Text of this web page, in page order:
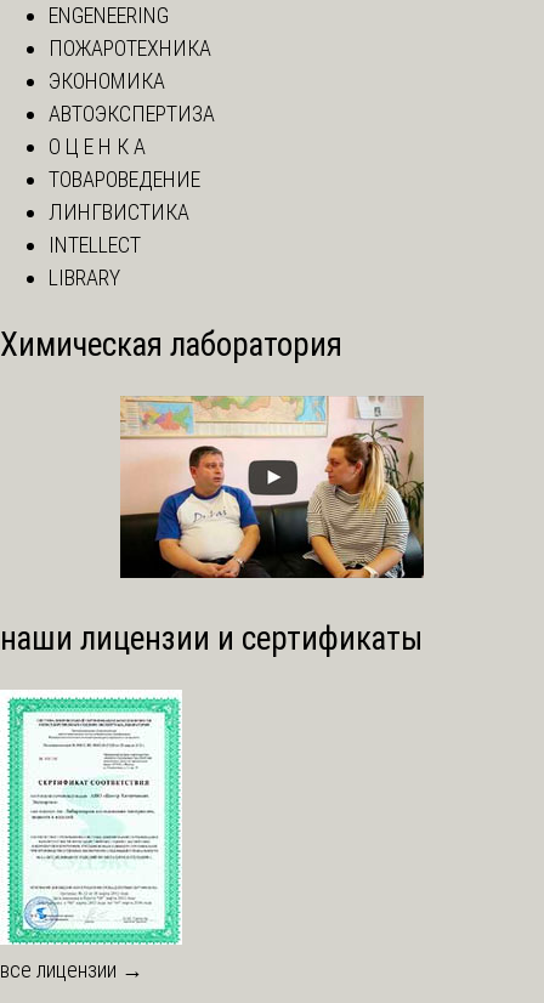
ENGENEERING
ПОЖАРОТЕХНИКА
ЭКОНОМИКА
АВТОЭКСПЕРТИЗА
О Ц Е Н К А
ТОВАРОВЕДЕНИЕ
ЛИНГВИСТИКА
INTELLECT
LIBRARY
Химическая лаборатория
наши лицензии и сертификаты
все лицензии →